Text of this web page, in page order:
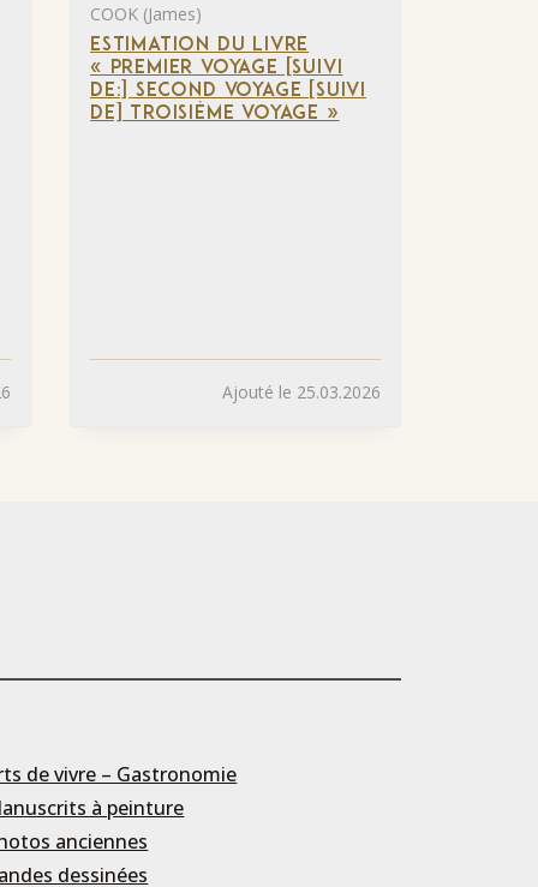
COOK (James)
ESTIMATION DU LIVRE
« PREMIER VOYAGE [SUIVI
DE:] SECOND VOYAGE [SUIVI
DE] TROISIÈME VOYAGE »
Ajouté le 25.03.2026
de vivre – Gastronomie
à peinture
anciennes
dessinées